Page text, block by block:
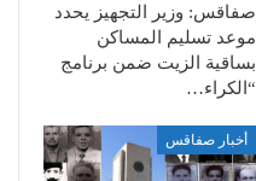
صفاقس: وزير التجهيز يحدد
موعد تسليم المساكن
بساقية الزيت ضمن برنامج
“الكراء…
أخبار صفاقس